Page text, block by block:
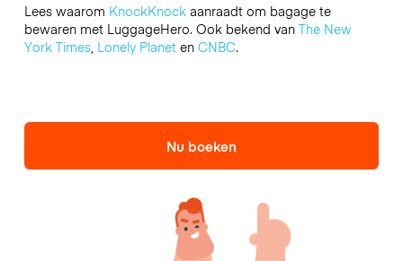
Lees waarom KnockKnockaanraadt om bagage te
bewaren met LuggageHero. Ook bekend van The New
York Times, Lonely Planeten CNBC.
Nu boeken